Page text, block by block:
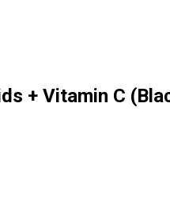
+ Vitamin C